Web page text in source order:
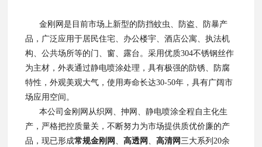
金刚网是目前市场上新型的防挡蚊虫、防盗、防暴产
品，广泛应用于居民住宅、办公楼宇、酒店公寓、执法机
构、公共场所等的门、窗、露台。采用优质304不锈钢丝作
为主材，外表通过静电喷涂处理，具有极强的防锈、防腐
特性，外观美观大气，使用寿命长达30-50年，具有广阔市
场应用空间。
本公司金刚网从织网、抻网、静电喷涂全程自主化生
产，严格把控质量关，不断努力为市场提供质优价廉的产
品，现已形成常规金刚网 、高透网 、高清网三大系列20余